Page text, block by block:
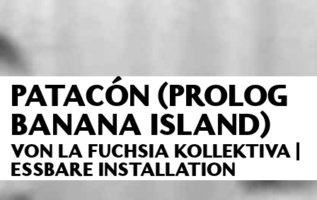
PATACÓN (PROLOG
BANANA ISLAND)
VON LA FUCHSIA KOLLEKTIVA |
ESSBARE INSTALLATION